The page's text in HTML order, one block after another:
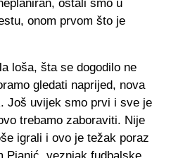
ostali smo u
onom prvom što je
loša, šta se dogodilo ne
gledati naprijed, nova
Još uvijek smo prvi i sve je
trebamo zaboraviti. Nije
igrali i ovo je težak poraz